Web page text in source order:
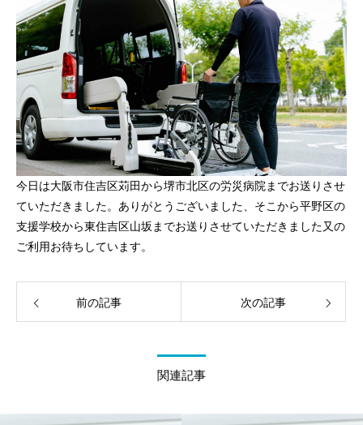
夜間介護タクシーご利用
緊急搬送された後介護
シーご利用で帰宅
今日は大阪市住吉区苅田から堺市北区の労災病院までお送りさせ
ていただきました。ありがとうございました、そこから平野区の
支援学校から東住吉区山坂までお送りさせていただきました又の
ご利用お待ちしています。
前の記事 次の記事
関連記事